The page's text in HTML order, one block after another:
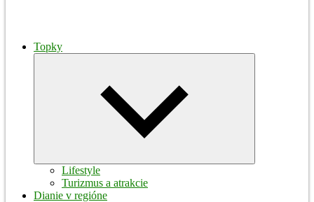
Topky
Lifestyle
Turizmus a atrakcie
Dianie v regióne